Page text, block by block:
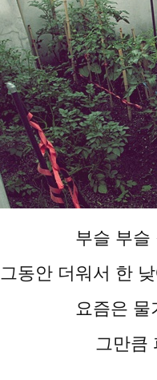
부슬 부슬
그동안 더워서 한
요즘은 물
그만큼